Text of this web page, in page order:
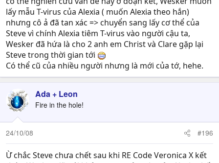
lấy mẫu T-virus của Alexia ( muốn Alexia theo hắn)
nhưng cô ả đã tan xác => chuyển sang lấy cơ thể của
Steve vì chính Alexia tiêm T-virus vào người cậu ta,
Wesker đã hứa là cho 2 anh em Christ và Clare gặp lại
Steve trong thời gian tới
Có thể cũ của nhiều người nhưng là mới của tớ, hehe.
Ada + Leon
Fire in the hole!
24/10/08 #196
Ừ chắc Steve chưa chết sau khi RE Code Veronica X kết